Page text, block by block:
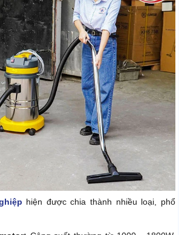
hiện được chia thành nhiều loại, phổ